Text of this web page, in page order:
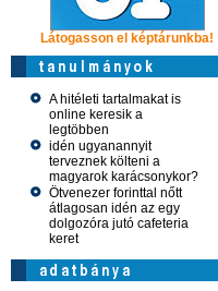
Látogasson el képtárunkba!
A hitéleti tartalmakat is
online keresik a
legtöbben
idén ugyanannyit
terveznek költeni a
magyarok karácsonykor?
Ötvenezer forinttal nőtt
átlagosan idén az egy
dolgozóra jutó cafeteria
keret